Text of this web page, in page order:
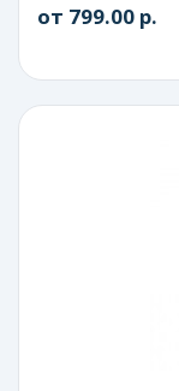
от 799.00 р.